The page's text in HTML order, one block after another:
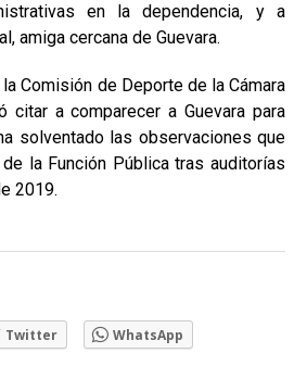
en la dependencia, y a
amiga cercana de Guevara.
Comisión de Deporte de la Cámara
citar a comparecer a Guevara para
solventado las observaciones que
la Función Pública tras auditorías
2019.
Twitter WhatsApp